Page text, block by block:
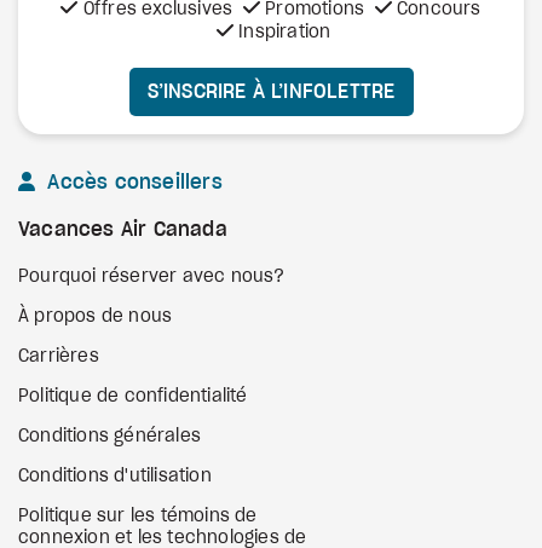
Offres exclusives Promotions
Concours
Inspiration
S’INSCRIRE À L’INFOLETTRE
Accès conseillers
Vacances Air Canada
Pourquoi réserver avec nous?
À propos de nous
Carrières
Politique de confidentialité
Conditions générales
Conditions d'utilisation
Politique sur les témoins de
connexion et les technologies de